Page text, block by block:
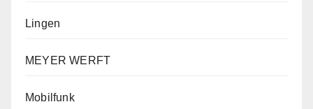
Lingen
MEYER WERFT
Mobilfunk